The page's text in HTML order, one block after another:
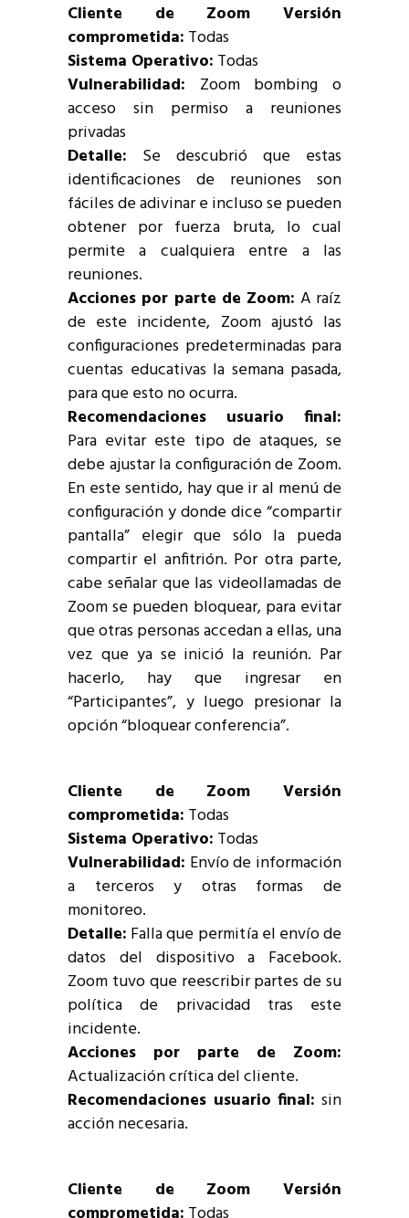
Cliente de Zoom Versión
comprometida: Todas
Sistema Operativo: Todas
Vulnerabilidad: Zoom bombing o
acceso sin permiso a reuniones
privadas
Detalle: Se descubrió que estas
identificaciones de reuniones son
fáciles de adivinar e incluso se pueden
obtener por fuerza bruta, lo cual
permite a cualquiera entre a las
reuniones.
Acciones por parte de Zoom: A raíz
de este incidente, Zoom ajustó las
configuraciones predeterminadas para
cuentas educativas la semana pasada,
para que esto no ocurra.
Recomendaciones usuario final:
Para evitar este tipo de ataques, se
debe ajustar la configuración de Zoom.
En este sentido, hay que ir al menú de
configuración y donde dice “compartir
pantalla” elegir que sólo la pueda
compartir el anfitrión. Por otra parte,
cabe señalar que las videollamadas de
Zoom se pueden bloquear, para evitar
que otras personas accedan a ellas, una
vez que ya se inició la reunión. Par
hacerlo, hay que ingresar en
“Participantes”, y luego presionar la
opción “bloquear conferencia”.
Cliente de Zoom Versión
comprometida: Todas
Sistema Operativo: Todas
Vulnerabilidad: Envío de información
a terceros y otras formas de
monitoreo.
Detalle: Falla que permitía el envío de
datos del dispositivo a Facebook.
Zoom tuvo que reescribir partes de su
política de privacidad tras este
incidente.
Acciones por parte de Zoom:
Actualización crítica del cliente.
Recomendaciones usuario final: sin
acción necesaria.
Cliente de Zoom Versión